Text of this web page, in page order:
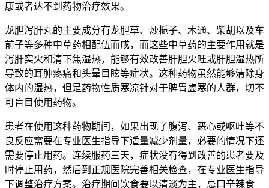
康或者达不到药物治疗效果。
龙胆泻肝丸的主要成分有龙胆草、炒栀子、木通、柴胡以及车
前子等多种中草药相配伍而成，而这些中草药的主要作用就是
泻肝实火和清下焦湿热，能够有效改善肝胆火旺或肝胆湿热所
导致的耳肿疼痛和头晕目眩等症状。这种药物虽然能够清除身
体内的湿热，但是药物性质寒凉针对于脾胃虚寒的人群，切不
可盲目使用药物。
患者在使用这种药物期间，如果出现了腹泻、恶心或呕吐等不
良反应需要在专业医生指导下适量减少剂量，必要的情况下还
需要停止用药。连续服药三天，症状没有得到改善的患者要及
时停止用药，然后到正规医院完善相关检查，在专业医生指导
下调整治疗方案。治疗期间饮食要以清淡为主，忌口辛辣食